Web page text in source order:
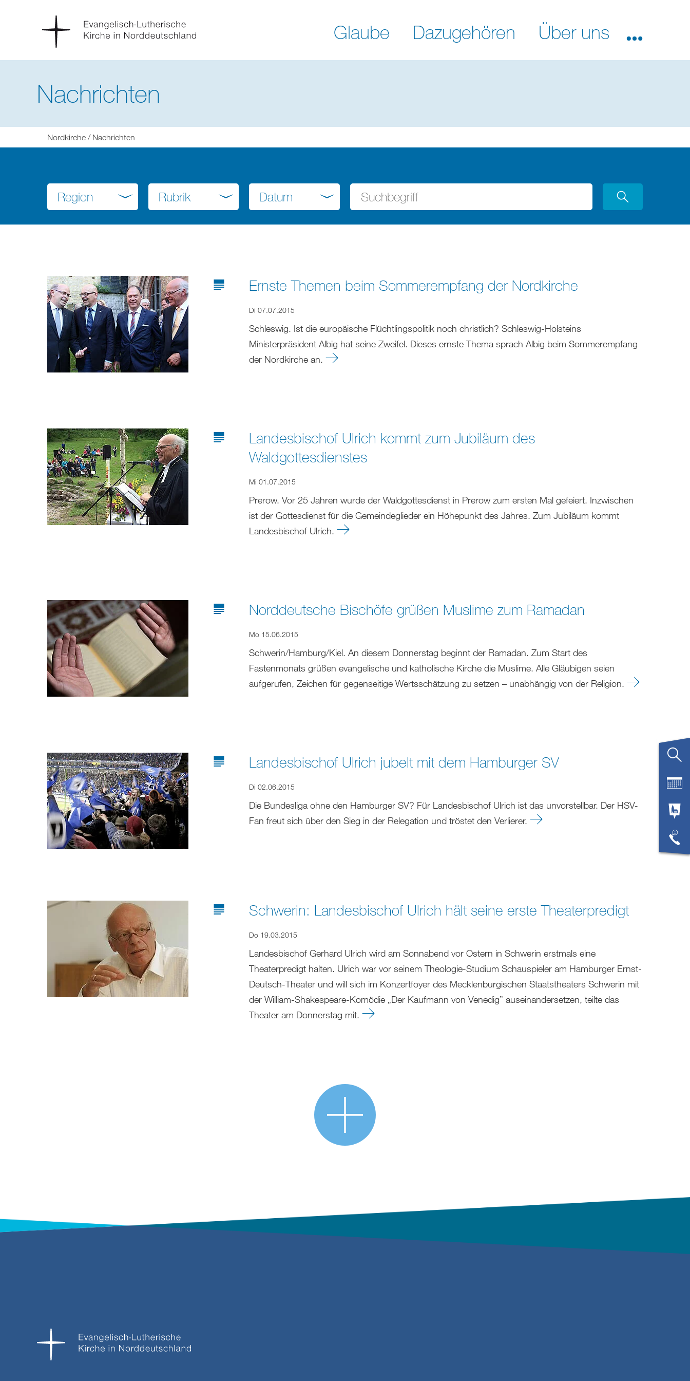
Glaube Dazugehören Über uns
Nachrichten
befinden
Nordkirche Nachrichten
Region Rubrik Datum
Ernste Themen beim Sommerempfang der Nordkirche
Di 07.07.2015
Schleswig. Ist die europäische Flüchtlingspolitik noch christlich? Schleswig-Holsteins
Ministerpräsident Albig hat seine Zweifel. Dieses ernste Thema sprach Albig beim Sommerempfang
der Nordkirche an.
Landesbischof Ulrich kommt zum Jubiläum des
Waldgottesdienstes
Mi 01.07.2015
Prerow. Vor 25 Jahren wurde der Waldgottesdienst in Prerow zum ersten Mal gefeiert. Inzwischen
ist der Gottesdienst für die Gemeindeglieder ein Höhepunkt des Jahres. Zum Jubiläum kommt
Landesbischof Ulrich.
Norddeutsche Bischöfe grüßen Muslime zum Ramadan
Mo 15.06.2015
Schwerin/Hamburg/Kiel. An diesem Donnerstag beginnt der Ramadan. Zum Start des
Fastenmonats grüßen evangelische und katholische Kirche die Muslime. Alle Gläubigen seien
aufgerufen, Zeichen für gegenseitige Wertsschätzung zu setzen – unabhängig von der Religion.
Landesbischof Ulrich jubelt mit dem Hamburger SV
Di 02.06.2015
Die Bundesliga ohne den Hamburger SV? Für Landesbischof Ulrich ist das unvorstellbar. Der HSV-
Fan freut sich über den Sieg in der Relegation und tröstet den Verlierer.
Schwerin: Landesbischof Ulrich hält seine erste Theaterpredigt
Do 19.03.2015
Landesbischof Gerhard Ulrich wird am Sonnabend vor Ostern in Schwerin erstmals eine
Theaterpredigt halten. Ulrich war vor seinem Theologie-Studium Schauspieler am Hamburger Ernst-
Deutsch-Theater und will sich im Konzertfoyer des Mecklenburgischen Staatstheaters Schwerin mit
der William-Shakespeare-Komödie „Der Kaufmann von Venedig” auseinandersetzen, teilte das
Theater am Donnerstag mit.